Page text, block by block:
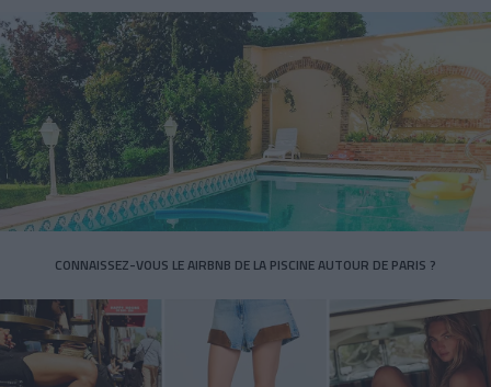
CONNAISSEZ-VOUS LE AIRBNB DE LA PISCINE AUTOUR DE PARIS ?